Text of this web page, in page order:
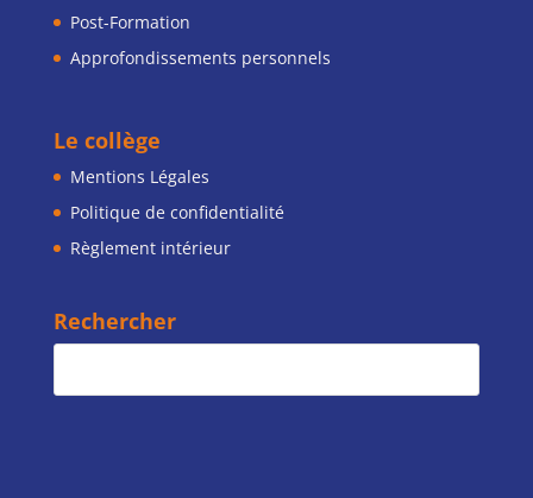
Post-Formation
Approfondissements personnels
Le collège
Mentions Légales
Politique de confidentialité
Règlement intérieur
Rechercher